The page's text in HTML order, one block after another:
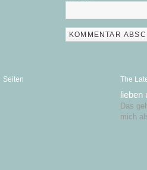
Seiten The
lieben
Das
mich